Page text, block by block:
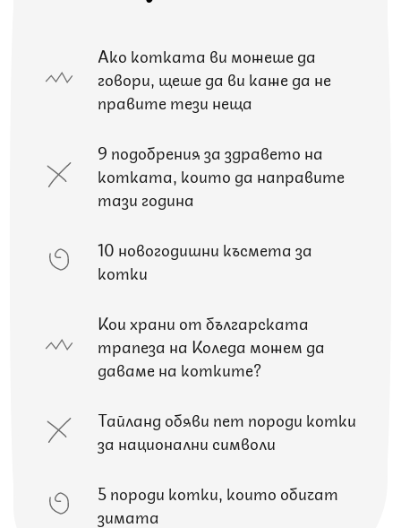
Ако котката ви можеше да
говори, щеше да ви каже да не
правите тези неща
9 подобрения за здравето на
котката, които да направите
тази година
10 новогодишни късмета за
котки
Кои храни от българската
трапеза на Коледа можем да
даваме на котките?
Тайланд обяви пет породи котки
за национални символи
5 породи котки, които обичат
зимата